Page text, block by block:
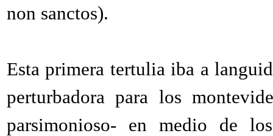
non sanctos).
Esta primera tertulia iba a
perturbadora para los
parsimonioso- en medio de